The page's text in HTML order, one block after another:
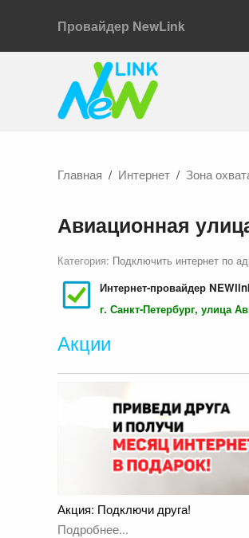
Провайдер NewLink
Главная Интернет Зона
Авиационная
Категория: Подключить интернет по
Интернет-провайдер
г. Санкт-Петербург, улица
Акции
Акция: Подключи друга!
Подробнее...